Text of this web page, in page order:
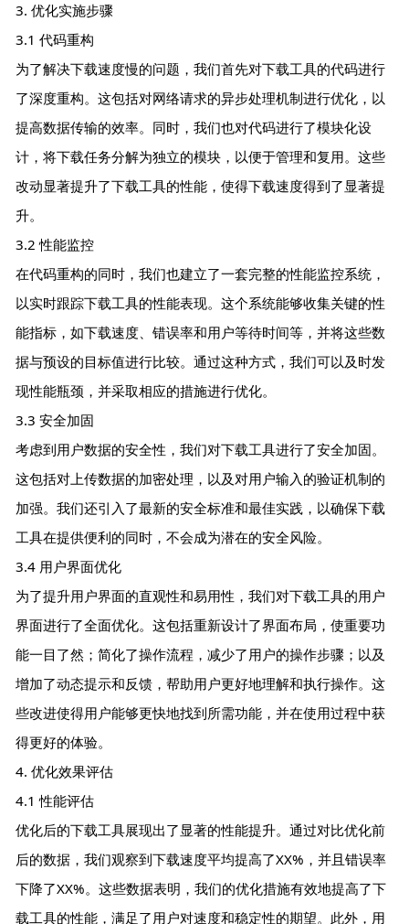
3. 优化实施步骤
3.1 代码重构
为了解决下载速度慢的问题，我们首先对下载工具的代码进行
了深度重构。这包括对网络请求的异步处理机制进行优化，以
提高数据传输的效率。同时，我们也对代码进行了模块化设
计，将下载任务分解为独立的模块，以便于管理和复用。这些
改动显著提升了下载工具的性能，使得下载速度得到了显著提
升。
3.2 性能监控
在代码重构的同时，我们也建立了一套完整的性能监控系统，
以实时跟踪下载工具的性能表现。这个系统能够收集关键的性
能指标，如下载速度、错误率和用户等待时间等，并将这些数
据与预设的目标值进行比较。通过这种方式，我们可以及时发
现性能瓶颈，并采取相应的措施进行优化。
3.3 安全加固
考虑到用户数据的安全性，我们对下载工具进行了安全加固。
这包括对上传数据的加密处理，以及对用户输入的验证机制的
加强。我们还引入了最新的安全标准和最佳实践，以确保下载
工具在提供便利的同时，不会成为潜在的安全风险。
3.4 用户界面优化
为了提升用户界面的直观性和易用性，我们对下载工具的用户
界面进行了全面优化。这包括重新设计了界面布局，使重要功
能一目了然；简化了操作流程，减少了用户的操作步骤；以及
增加了动态提示和反馈，帮助用户更好地理解和执行操作。这
些改进使得用户能够更快地找到所需功能，并在使用过程中获
得更好的体验。
4. 优化效果评估
4.1 性能评估
优化后的下载工具展现出了显著的性能提升。通过对比优化前
后的数据，我们观察到下载速度平均提高了XX%，并且错误率
下降了XX%。这些数据表明，我们的优化措施有效地提高了下
载工具的性能，满足了用户对速度和稳定性的期望。此外，用